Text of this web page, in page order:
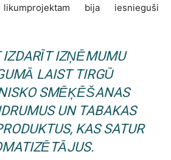
bija iesnieguši
IZDARĪT IZŅĒMUMU
LAIST TIRGŪ
SMĒĶĒŠANAS
UN TABAKAS
KAS SATUR